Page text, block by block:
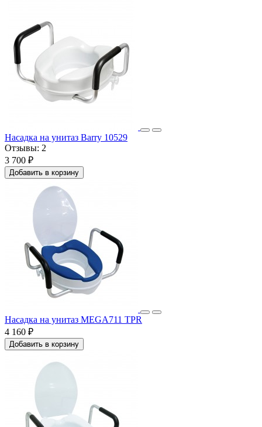
Насадка на унитаз Barry 10529
Отзывы: 2
3 700 ₽
Добавить в корзину
Насадка на унитаз MEGA711 TPR
4 160 ₽
Добавить в корзину